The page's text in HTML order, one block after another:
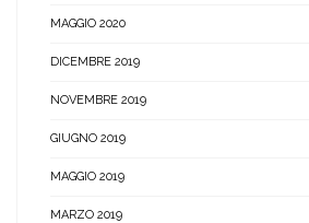
MAGGIO 2020
DICEMBRE 2019
NOVEMBRE 2019
GIUGNO 2019
MAGGIO 2019
MARZO 2019